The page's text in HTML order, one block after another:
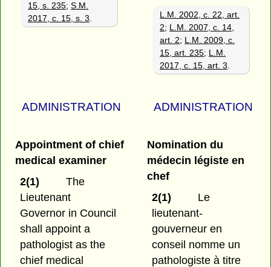
15, s. 235;S.M.
2017, c. 15, s. 3
L.M. 2002, c. 22, art.
2; L.M. 2007, c. 14,
art. 2; L.M. 2009, c.
15, art. 235; L.M.
2017, c. 15, art. 3
ADMINISTRATION ADMINISTRATION
Appointment of chief
medical examiner
2(1)
The
Lieutenant
Governor in Council
shall appoint a
pathologist as the
chief medical
Nomination du
médecin légiste en
chef
2(1)
Le
lieutenant-
gouverneur en
conseil nomme un
pathologiste à titre